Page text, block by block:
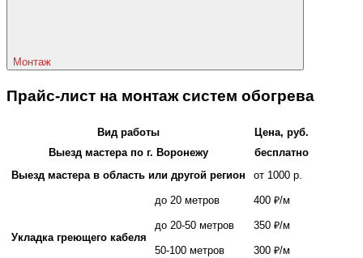
Монтаж
Прайс-лист на монтаж систем обогрева
Вид работы
Цена, руб.
Выезд мастера по г. Воронежу
бесплатно
Выезд мастера в область или другой регион
от 1000 р.
Укладка греющего кабеля
до 20 метров 400 ₽/м
до 20-50 метров 350 ₽/м
50-100 метров 300 ₽/м